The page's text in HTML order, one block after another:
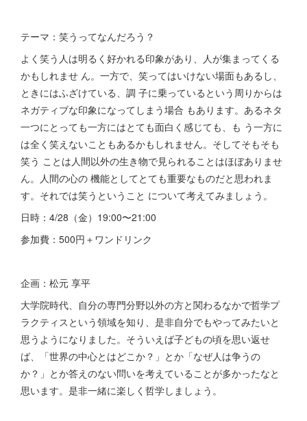
テーマ：笑うってなんだろう？
よく笑う人は明るく好かれる印象があり、人が集まってくる
かもしれませ ん。一方で、笑ってはいけない場面もあるし、
ときにはふざけている、調 子に乗っているという周りからは
ネガティブな印象になってしまう場合 もあります。あるネタ
一つにとっても一方にはとても面白く感じても、も う一方に
は全く笑えないこともあるかもしれません。そしてそもそも
笑う ことは人間以外の生き物で見られることはほぼありませ
ん。人間の心の 機能としてとても重要なものだと思われま
す。それでは笑うということ について考えてみましょう。
日時：4/28（金）19:00〜21:00
参加費：500円＋ワンドリンク
企画：松元 享平
大学院時代、自分の専門分野以外の方と関わるなかで哲学プ
ラクティスという領域を知り、是非自分でもやってみたいと
思うようになりました。そういえば子どもの頃を思い返せ
ば、「世界の中心とはどこか？」とか「なぜ人は争うの
か？」とか答えのない問いを考えていることが多かったなと
思います。是非一緒に楽しく哲学しましょう。